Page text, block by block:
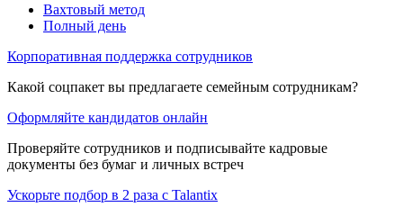
Вахтовый метод
Полный день
Корпоративная поддержка сотрудников
Какой соцпакет вы предлагаете семейным сотрудникам?
Оформляйте кандидатов онлайн
Проверяйте сотрудников и подписывайте кадровые
документы без бумаг и личных встреч
Ускорьте подбор в 2 раза с Talantix